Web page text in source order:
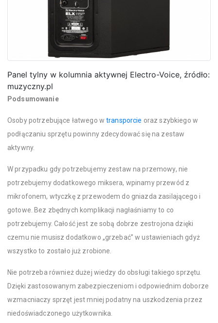
Panel tylny w kolumnia aktywnej Electro-Voice, źródło:
muzyczny.pl
Podsumowanie
Osoby potrzebujące łatwego wtransporcie oraz szybkiego w
podłączaniu sprzętu powinny zdecydować się na zestaw
aktywny.
W przypadku gdy potrzebujemy zestaw na przemowy, nie
potrzebujemy dodatkowego miksera, wpinamy przewód z
mikrofonem, wtyczkę z przewodem do gniazda zasilającego i
gotowe. Bez zbędnych komplikacji nagłaśniamy to co
potrzebujemy. Całość jest ze sobą dobrze zestrojona dzięki
czemu nie musisz dodatkowo „grzebać” w ustawieniach gdyż
wszystko to zostało już zrobione.
Nie potrzeba również dużej wiedzy do obsługi takiego sprzętu.
Dzięki zastosowanym zabezpieczeniom i odpowiednim doborze
wzmacniaczy sprzęt jest mniej podatny na uszkodzenia przez
niedoświadczonego użytkownika.